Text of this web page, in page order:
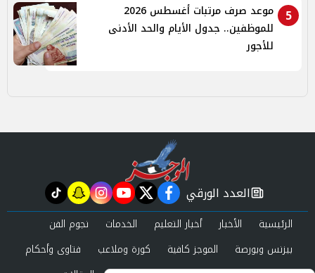
5
موعد صرف مرتبات أغسطس 2026
للموظفين.. جدول الأيام والحد الأدنى
للأجور
newspaper
العدد الورقي facebook
twitter
youtube
instagram
snapchat
tiktok
الرئيسية الأخبار أخبار التعليم الخدمات
نجوم الفن
بيزنس وبورصة
الموجز كافية كورة وملاعب
فتاوى وأحكام